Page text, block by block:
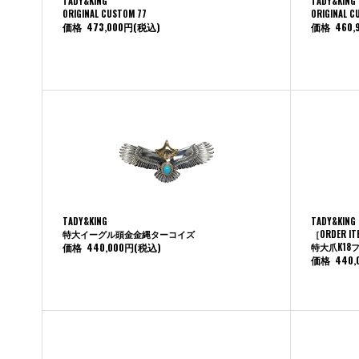
ORIGINAL CUSTOM 77
価格 473,000円(税込)
ORIGINAL
価格
TADY&KING
特大イーグル頭金金縄ターコイズ
価格 440,000円(税込)
TADY&KING
［ORDER
特大爪K18
価格